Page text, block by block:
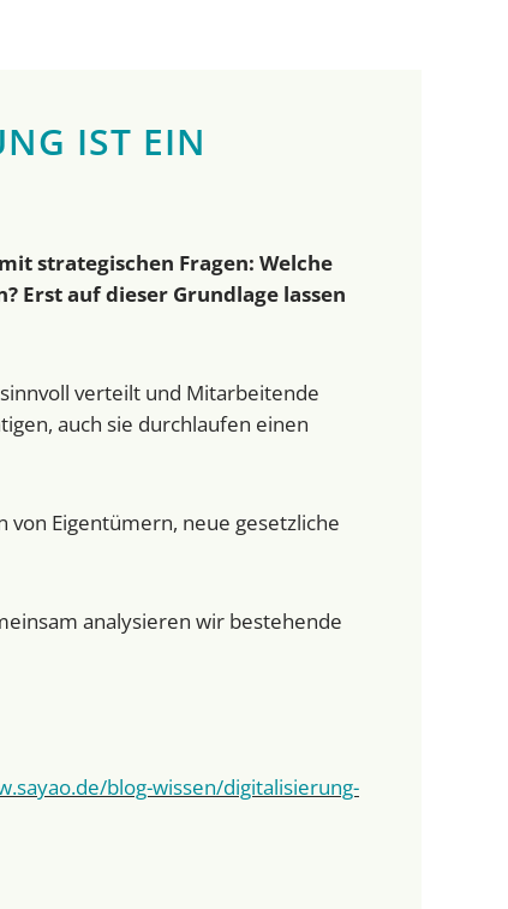
IST EIN
strategischen Fragen: Welche
Erst auf dieser Grundlage lassen
verteilt und Mitarbeitende
auch sie durchlaufen einen
Eigentümern, neue gesetzliche
analysieren wir bestehende
blog-wissen/digitalisierung-